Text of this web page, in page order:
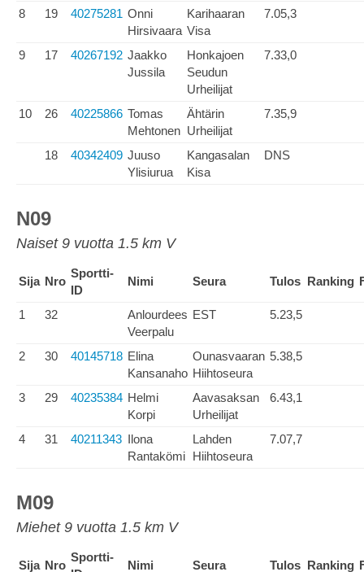
8 19 40275281 Onni
Hirsivaara
Karihaaran
Visa
7.05,3
9 17 40267192 Jaakko
Jussila
Honkajoen
Seudun
Urheilijat
7.33,0
10 26 40225866 Tomas
Mehtonen
Ähtärin
Urheilijat
7.35,9
18 40342409 Juuso
Ylisiurua
Kangasalan
Kisa
DNS
N09
Naiset 9 vuotta 1.5 km V
Sija Nro
Sportti-
ID
Nimi Seura Tulos Ranking
1 32
Anlourdees
Veerpalu
EST 5.23,5
2 30 40145718 Elina
Kansanaho
Ounasvaaran
Hiihtoseura
5.38,5
3 29 40235384 Helmi
Korpi
Aavasaksan
Urheilijat
6.43,1
4 31 40211343 Ilona
Rantakömi
Lahden
Hiihtoseura
7.07,7
M09
Miehet 9 vuotta 1.5 km V
Sija Nro
Sportti-
Nimi Seura Tulos Ranking